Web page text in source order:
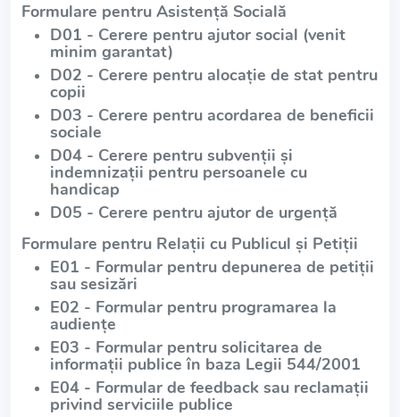
Formulare pentru Asistență Socială
D01 - Cerere pentru ajutor social (venit
minim garantat)
D02 - Cerere pentru alocație de stat pentru
copii
D03 - Cerere pentru acordarea de beneficii
sociale
D04 - Cerere pentru subvenții și
indemnizații pentru persoanele cu
handicap
D05 - Cerere pentru ajutor de urgență
Formulare pentru Relații cu Publicul și Petiții
E01 - Formular pentru depunerea de petiții
sau sesizări
E02 - Formular pentru programarea la
audiențe
E03 - Formular pentru solicitarea de
informații publice în baza Legii 544/2001
E04 - Formular de feedback sau reclamații
privind serviciile publice